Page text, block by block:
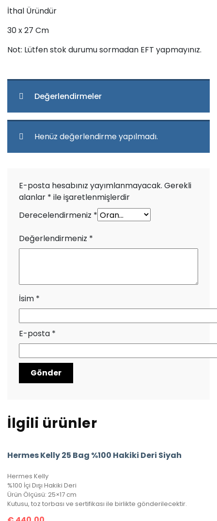
İthal Üründür
30 x 27 Cm
Not: Lütfen stok durumu sormadan EFT yapmayınız.
Değerlendirmeler
Henüz değerlendirme yapılmadı.
E-posta hesabınız yayımlanmayacak. Gerekli
alanlar * ile işaretlenmişlerdir
Derecelendirmeniz *
Değerlendirmeniz *
İsim *
E-posta *
İlgili ürünler
Hermes Kelly 25 Bag %100 Hakiki Deri Siyah
Hermes Kelly
%100 İçi Dışı Hakiki Deri
Ürün Ölçüsü: 25×17 cm
Kutusu, toz torbası ve sertifikası ile birlikte gönderilecektir.